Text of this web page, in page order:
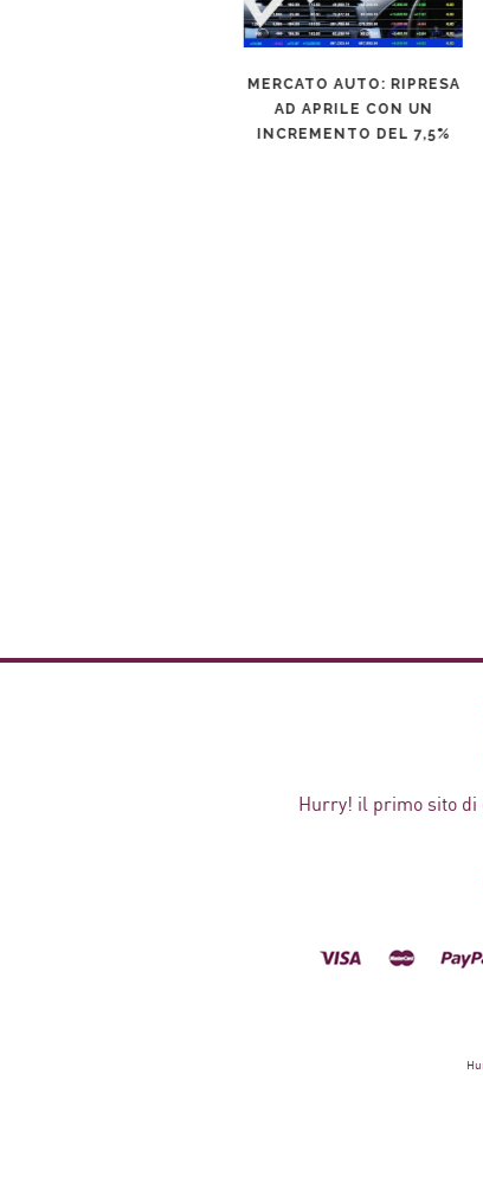
MERCATO AUTO: RIPRESA
AD APRILE CON UN
INCREMENTO DEL 7,5%
Hurry! il primo sito di